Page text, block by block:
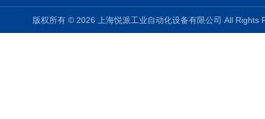
版权所有 © 2026 上海悦派工业自动化设备有限公司 All